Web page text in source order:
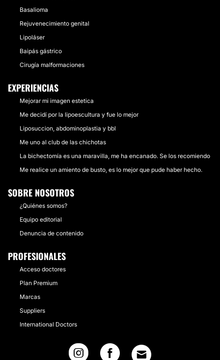
Basalioma
Rejuvenecimiento genital
Lipoláser
Baipás gástrico
Cirugía malformaciones
EXPERIENCIAS
Mejorar mi imagen estetica
Me decidí por la lipoescultura y fue lo mejor
Liposuccion, abdominoplastia y bbl
Me uno al club de las chichotas
La bichectomía es una maravilla, me ha encanado. Se los recomiendo
Me realice un amiento de busto, es lo mejor que pude haber hecho.
SOBRE NOSOTROS
¿Quiénes somos?
Equipo editorial
Denuncia de contenido
PROFESIONALES
Acceso doctores
Plan Premium
Marcas
Suppliers
International Doctors